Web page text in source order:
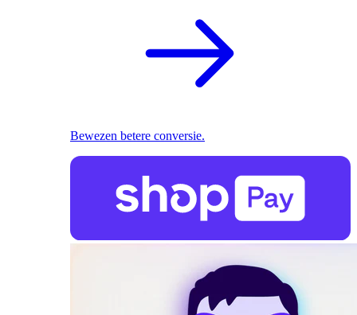
Bewezen betere conversie.